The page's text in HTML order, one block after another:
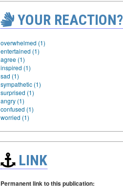
YOUR REACTION?
overwhelmed (1)
entertained (1)
agree (1)
inspired (1)
sad (1)
sympathetic (1)
surprised (1)
angry (1)
confused (1)
worried (1)
LINK
Permanent link to this publication: